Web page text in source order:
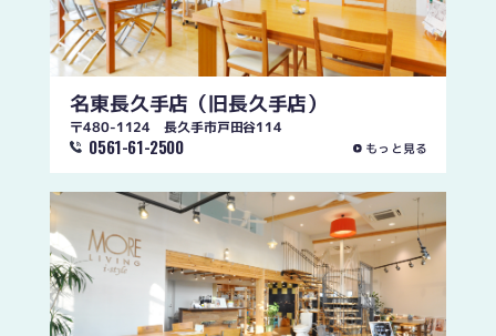
名東長久手店 （旧長久手店）
〒480-1124 長久手市戸田谷114
0561-61-2500 もっと見る